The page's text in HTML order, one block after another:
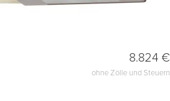
8.824 €
ohne Zölle und Steuern